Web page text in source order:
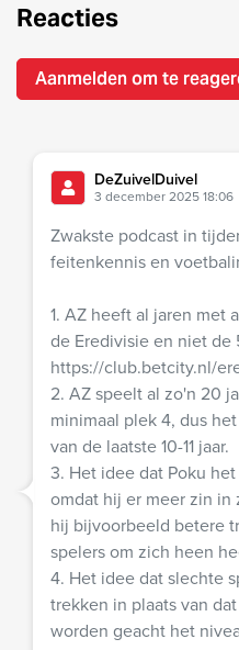
Reacties
Aanmelden om te
DeZuivelDuivel
3 december 2025 18:06
Zwakste podcast in
feitenkennis en
1. AZ heeft al jaren met
de Eredivisie en niet de
https://club.betcity.nl/
2. AZ speelt al zo'n 20
minimaal plek 4, dus
van de laatste 10-11 jaar.
3. Het idee dat Poku
omdat hij er meer zin in
hij bijvoorbeeld betere
spelers om zich heen
4. Het idee dat slechte
trekken in plaats van
worden geacht het